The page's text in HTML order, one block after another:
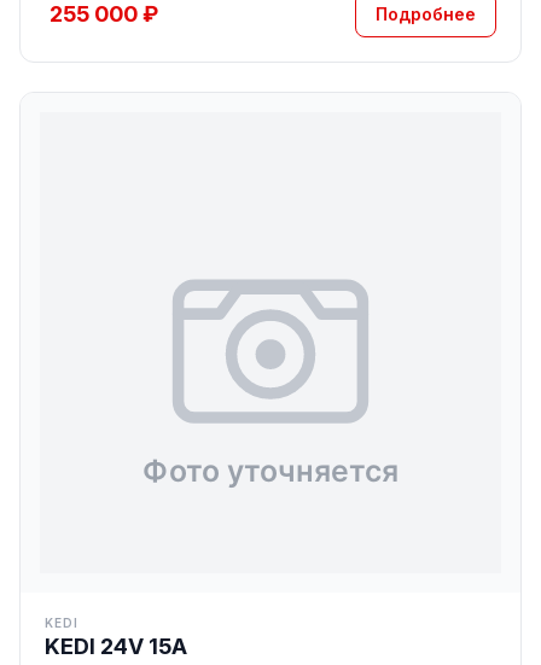
255 000 ₽ Подробнее
KEDI
KEDI 24V 15A